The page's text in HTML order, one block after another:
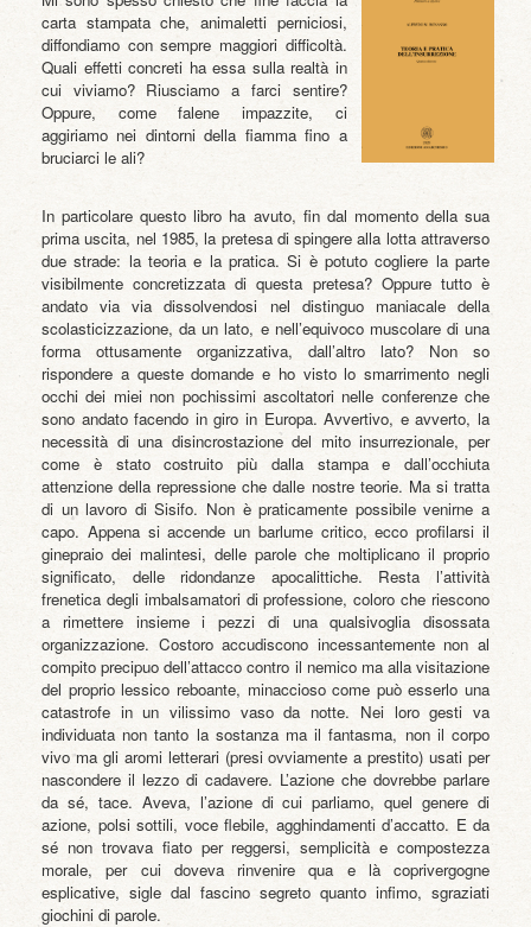
carta stampata che, animaletti perniciosi,
diffondiamo con sempre maggiori difficoltà.
Quali effetti concreti ha essa sulla realtà in
cui viviamo? Riusciamo a farci sentire?
Oppure, come falene impazzite, ci
aggiriamo nei dintorni della fiamma fino a
bruciarci le ali?
In particolare questo libro ha avuto, fin dal momento della sua
prima uscita, nel 1985, la pretesa di spingere alla lotta attraverso
due strade: la teoria e la pratica. Si è potuto cogliere la parte
visibilmente concretizzata di questa pretesa? Oppure tutto è
andato via via dissolvendosi nel distinguo maniacale della
scolasticizzazione, da un lato, e nell’equivoco muscolare di una
forma ottusamente organizzativa, dall’altro lato? Non so
rispondere a queste domande e ho visto lo smarrimento negli
occhi dei miei non pochissimi ascoltatori nelle conferenze che
sono andato facendo in giro in Europa. Avvertivo, e avverto, la
necessità di una disincrostazione del mito insurrezionale, per
come è stato costruito più dalla stampa e dall’occhiuta
attenzione della repressione che dalle nostre teorie. Ma si tratta
di un lavoro di Sisifo. Non è praticamente possibile venirne a
capo. Appena si accende un barlume critico, ecco profilarsi il
ginepraio dei malintesi, delle parole che moltiplicano il proprio
significato, delle ridondanze apocalittiche. Resta l’attività
frenetica degli imbalsamatori di professione, coloro che riescono
a rimettere insieme i pezzi di una qualsivoglia disossata
organizzazione. Costoro accudiscono incessantemente non al
compito precipuo dell’attacco contro il nemico ma alla visitazione
del proprio lessico reboante, minaccioso come può esserlo una
catastrofe in un vilissimo vaso da notte. Nei loro gesti va
individuata non tanto la sostanza ma il fantasma, non il corpo
vivo ma gli aromi letterari (presi ovviamente a prestito) usati per
nascondere il lezzo di cadavere. L’azione che dovrebbe parlare
da sé, tace. Aveva, l’azione di cui parliamo, quel genere di
azione, polsi sottili, voce flebile, agghindamenti d’accatto. E da
sé non trovava fiato per reggersi, semplicità e compostezza
morale, per cui doveva rinvenire qua e là coprivergogne
esplicative, sigle dal fascino segreto quanto infimo, sgraziati
giochini di parole.